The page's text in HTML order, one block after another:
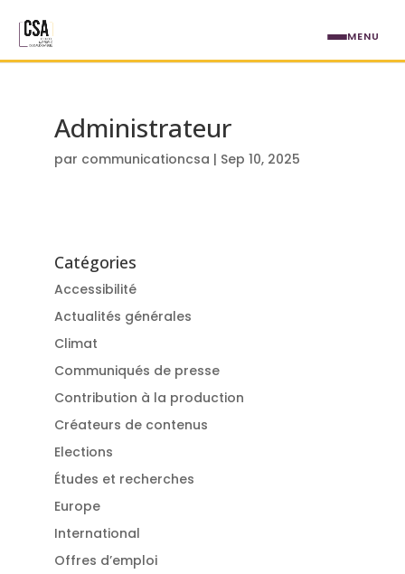
Administrateur
par communicationcsa | Sep 10, 2025
Catégories
Accessibilité
Actualités générales
Climat
Communiqués de presse
Contribution à la production
Créateurs de contenus
Elections
Études et recherches
Europe
International
Offres d’emploi
MENU